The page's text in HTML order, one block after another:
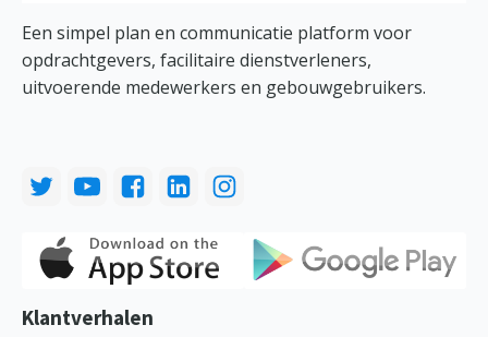
Een simpel plan en communicatie platform voor
opdrachtgevers, facilitaire dienstverleners,
uitvoerende medewerkers en gebouwgebruikers.
Klantverhalen